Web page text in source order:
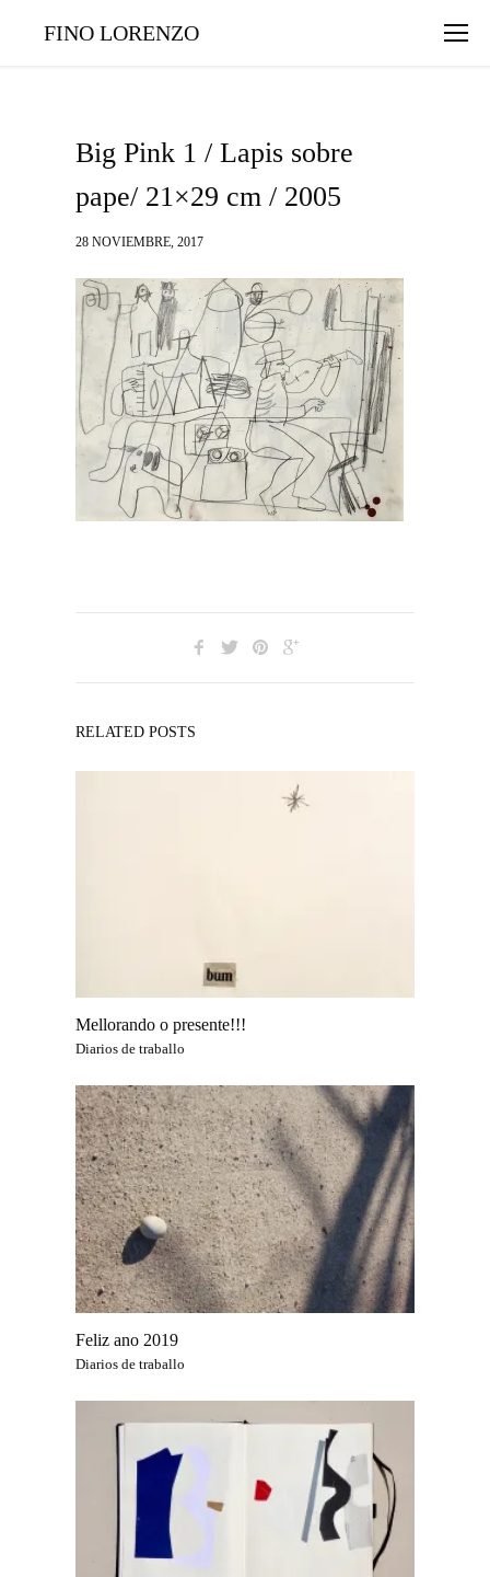
FINO LORENZO
Big Pink 1 / Lapis sobre
pape/ 21×29 cm / 2005
28 NOVIEMBRE, 2017
RELATED POSTS
Mellorando o presente!!!
Diarios de traballo
Feliz ano 2019
Diarios de traballo